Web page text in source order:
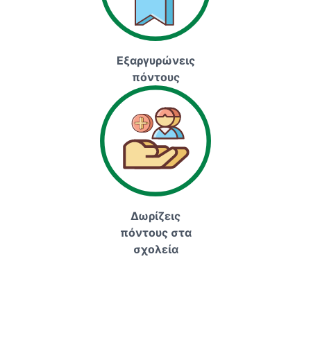
Εξαργυρώνεις
πόντους
Δωρίζεις
πόντους στα
σχολεία